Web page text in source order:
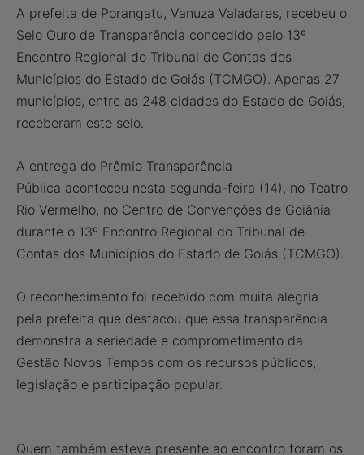
A prefeita de Porangatu, Vanuza Valadares, recebeu o
Selo Ouro de Transparência concedido pelo 13º
Encontro Regional do Tribunal de Contas dos
Municípios do Estado de Goiás (TCMGO). Apenas 27
municípios, entre as 248 cidades do Estado de Goiás,
receberam este selo.
A entrega do Prêmio Transparência
Pública aconteceu nesta segunda-feira (14), no Teatro
Rio Vermelho, no Centro de Convenções de Goiânia
durante o 13º Encontro Regional do Tribunal de
Contas dos Municípios do Estado de Goiás (TCMGO).
O reconhecimento foi recebido com muita alegria
pela prefeita que destacou que essa transparência
demonstra a seriedade e comprometimento da
Gestão Novos Tempos com os recursos públicos,
legislação e participação popular.
Quem também esteve presente ao encontro foram os